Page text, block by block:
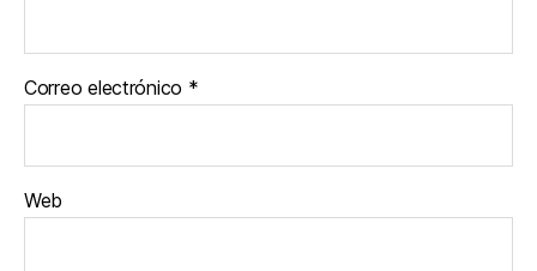
Correo electrónico *
Web